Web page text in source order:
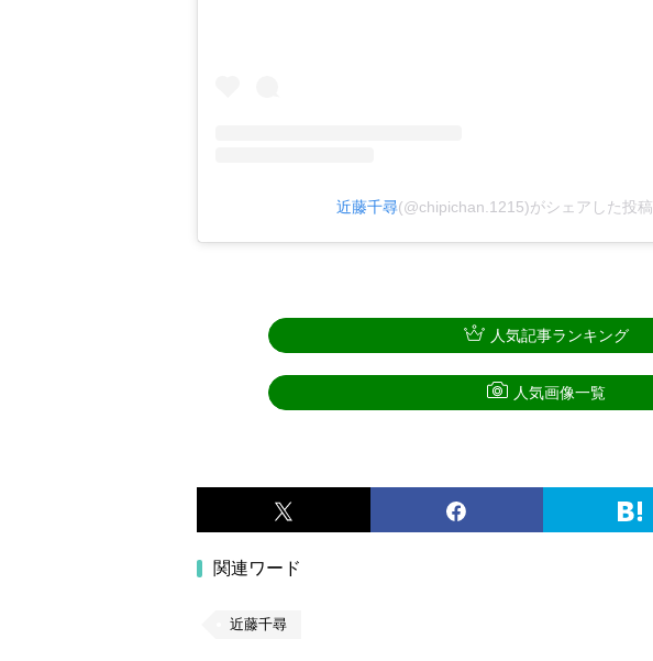
近藤千尋(@chipichan.1215)がシェアした投稿
関連ワード
近藤千尋
人気記事ランキング
人気画像一覧